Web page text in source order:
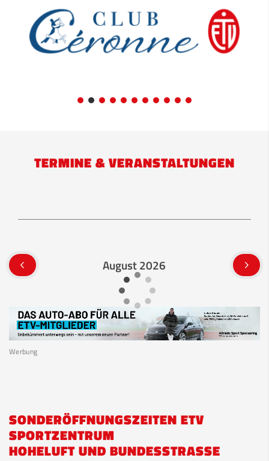
TERMINE & VERANSTALTUNGEN
August 2026
Werbung
SONDERÖFFNUNGSZEITEN ETV
SPORTZENTRUM
HOHELUFT UND BUNDESSTRASSE